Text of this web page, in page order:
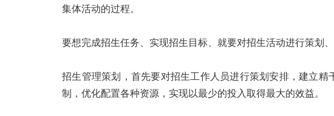
集体活动的过程。
要想完成招生任务、实现招生目标、就要对招生活动进行策划
招生管理策划，首先要对招生工作人员进行策划安排，建立
制，优化配置各种资源，实现以最少的投入取得最大的效益。